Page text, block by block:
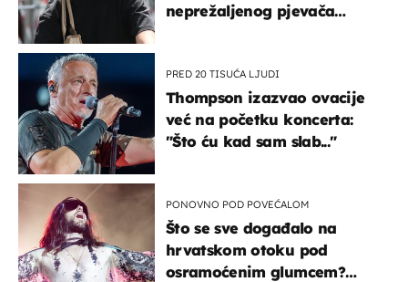
neprežaljenog pjevača
PRED 20 TISUĆA LJUDI
Thompson izazvao ovacije
već na početku koncerta:
"Što ću kad sam slab..."
PONOVNO POD POVEĆALOM
Što se sve događalo na
hrvatskom otoku pod
osramoćenim glumcem?